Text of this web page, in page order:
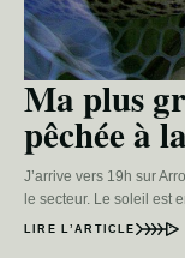
Ma plus
pêchée à
J’arrive vers 19h sur
le secteur. Le soleil est
LIRE L’ARTICLE